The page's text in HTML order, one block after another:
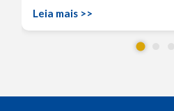
Leia mais >>